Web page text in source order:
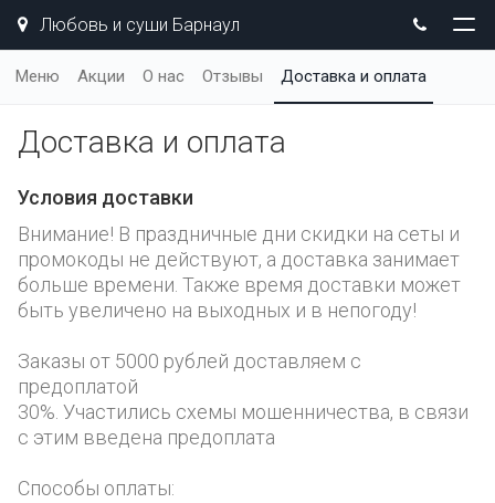
Любовь и суши Барнаул
Меню Акции О нас Отзывы Доставка и оплата
Доставка и оплата
Условия доставки
Внимание! В праздничные дни скидки на сеты и
промокоды не действуют, а доставка занимает
больше времени. Также время доставки может
быть увеличено на выходных и в непогоду!
Заказы от 5000 рублей доставляем с
предоплатой
30%. Участились схемы мошенничества, в связи
с этим введена предоплата
Способы оплаты: